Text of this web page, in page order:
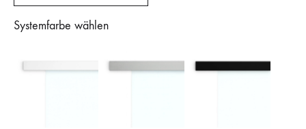
Systemfarbe wählen